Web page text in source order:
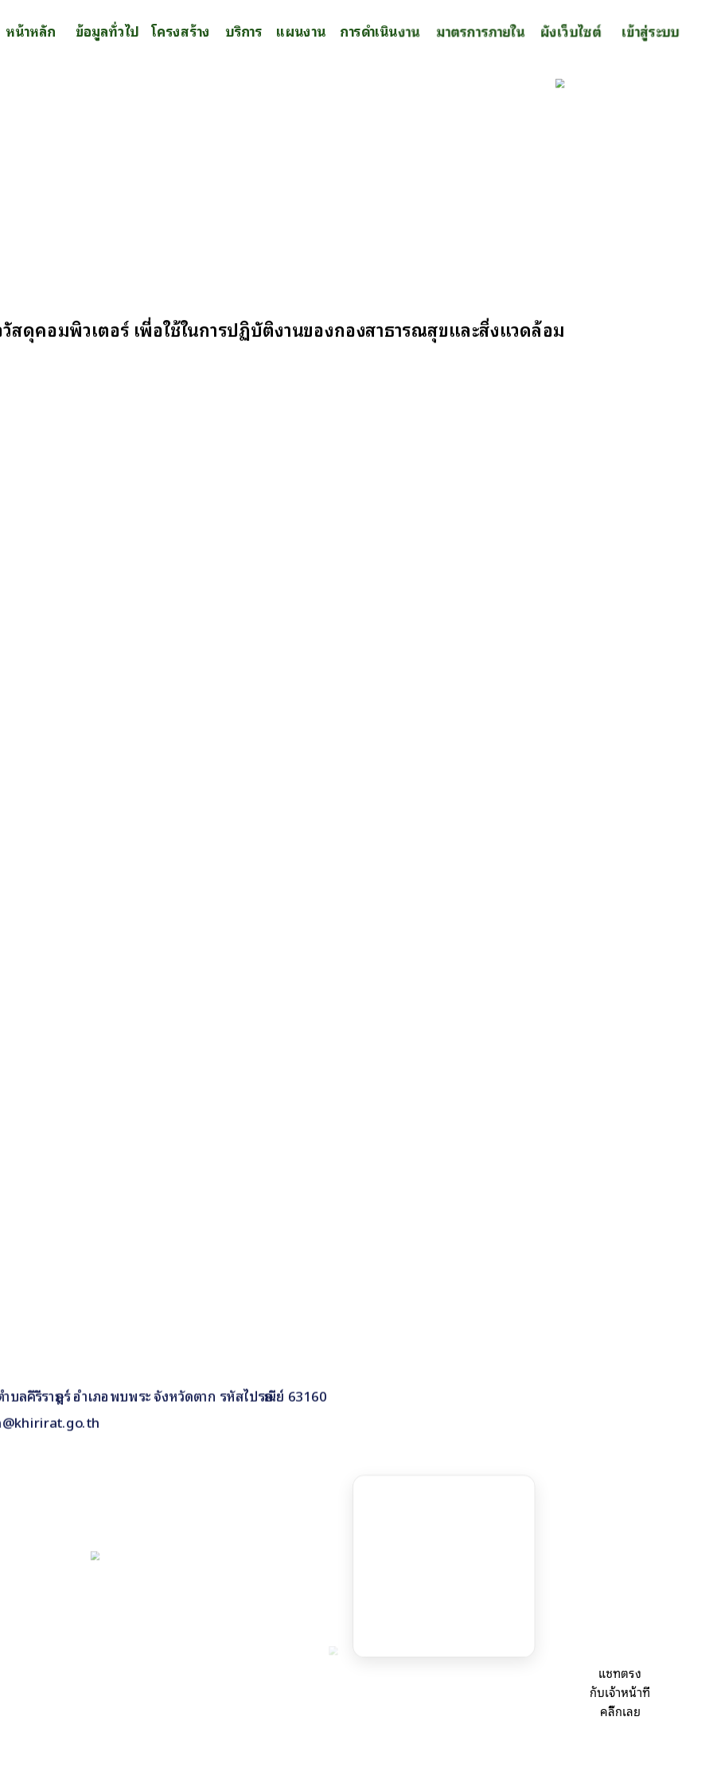
แชทตรง
กับเจ้าหน้าที่
คลิ๊กเลย
หน้าหลัก ข้อมูลทั่วไป โครงสร้าง บริการ แผนงาน การดำเนินงาน มาตรการภายใน ผังเว็บไซต์ เข้าสู่ระบบ
สดุคอมพิวเตอร์ เพื่อใช้ในการปฏิบัติงานของกองสาธารณสุขและสิ่งแวดล้อม
ลคีรีราษฎร์ อำเภอพบพระ จังหวัดตาก รหัสไปรษณีย์ 63160